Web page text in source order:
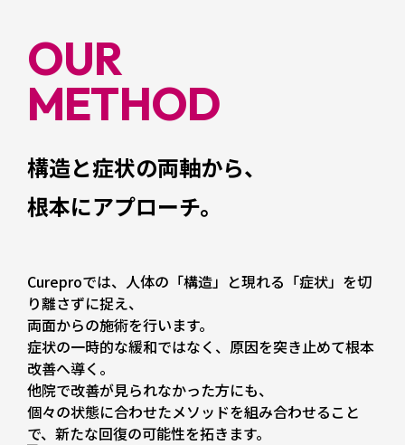
OUR
METHOD
構造と症状の両軸から、
根本にアプローチ。
Cureproでは、 人体の「構造」と現れる「症状」を切
り離さずに捉え、
両面からの施術を行います。
症状の一時的な緩和ではなく、 原因を突き止めて根本
改善へ導く。
他院で改善が見られなかった方にも、
個々の状態に合わせたメソッドを組み合わせること
で、 新たな回復の可能性を拓きます。